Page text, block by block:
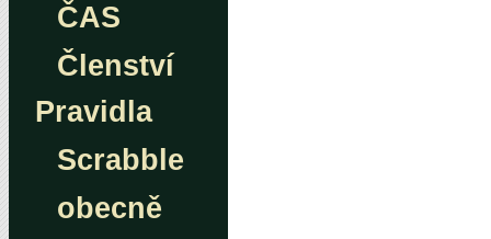
ČAS
Členství
Pravidla
Scrabble
obecně